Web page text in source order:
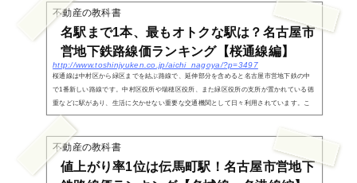
不動産の教科書
名駅まで1本、最もオトクな駅は？名古屋市
営地下鉄路線価ランキング【桜通線編】
http://www.toshinjyuken.co.jp/aichi_nagoya/?p=3497
桜通線は中村区から緑区までを結ぶ路線で、延伸部分を含めると名古屋市営地下鉄の中
で1番新しい路線です。中村区役所や瑞穂区役所、また緑区役所の支所が置かれている徳
重などに駅があり、生活に欠かせない重要な交通機関として日々利用されています。こ
の記事では、...
不動産の教科書
値上がり率1位は伝馬町駅！名古屋市営地下